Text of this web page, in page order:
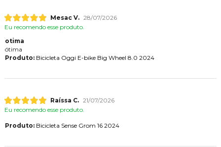
Mesac V. 28/07/2026
Eu recomendo esse produto.
otima
ótima
Produto:Bicicleta Oggi E-bike Big Wheel 8.0 2024
Raíssa C. 21/07/2026
Eu recomendo esse produto.
Produto:Bicicleta Sense Grom 16 2024